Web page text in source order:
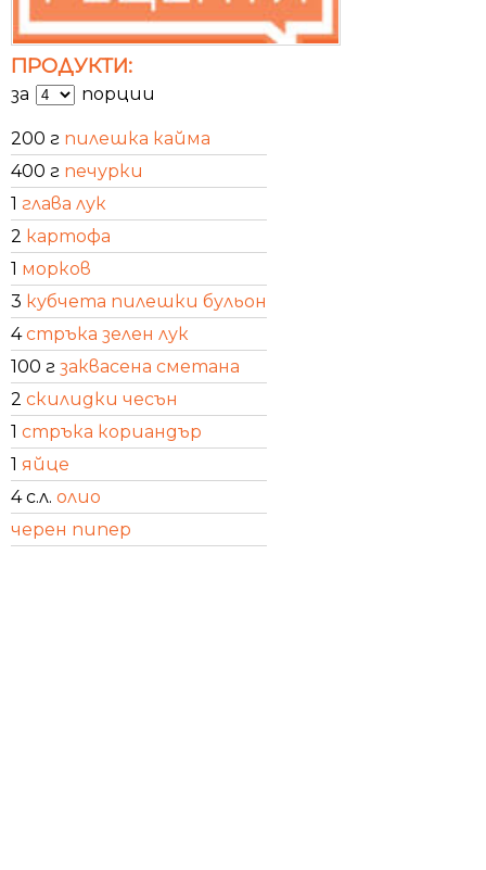
ПРОДУКТИ:
за порции
200 г пилешка кайма
400 г печурки
1 глава лук
2 картофа
1 морков
3 кубчета пилешки бульон
4стръка зелен лук
100 г заквасена сметана
2 скилидки чесън
1 стръка кориандър
1 яйце
4 с.л. олио
черен пипер